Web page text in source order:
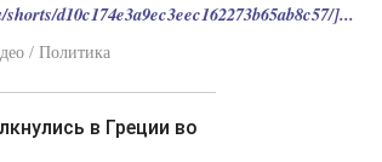
d10c174e3a9ec3eec162273b65ab8c57/]...
/ Политика